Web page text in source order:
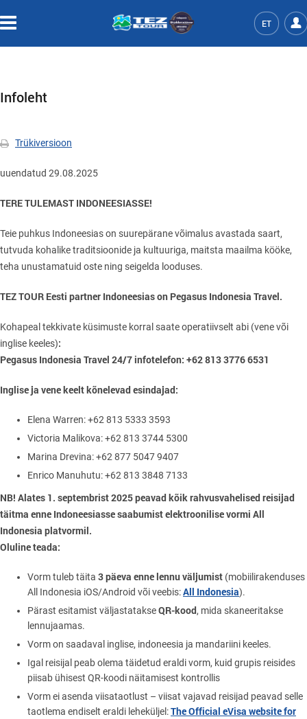
ET
Infoleht
Trükiversioon
uuendatud 29.08.2025
TERE TULEMAST INDONEESIASSE!
Teie puhkus Indoneesias on suurepärane võimalus avastada saart,
tutvuda kohalike traditsioonide ja kultuuriga, maitsta maailma kööke,
teha unustamatuid oste ning seigelda looduses.
TEZ TOUR Eesti partner Indoneesias on Pegasus Indonesia Travel.
Kohapeal tekkivate küsimuste korral saate operatiivselt abi (vene või
inglise keeles):
Pegasus Indonesia Travel 24/7 infotelefon: +62 813 3776 6531
Inglise ja vene keelt kõnelevad esindajad:
Еlena Warren: +62 813 5333 3593
Victoria Malikova: +62 813 3744 5300
Marina Drevina: +62 877 5047 9407
Enrico Manuhutu: +62 813 3848 7133
NB! Alates 1. septembrist 2025 peavad kõik rahvusvahelised reisijad
täitma enne Indoneesiasse saabumist elektroonilise vormi All
Indonesia platvormil.
Oluline teada:
Vorm tuleb täita 3 päeva enne lennu väljumist (mobiilirakenduses
All Indonesia iOS/Android või veebis:All Indonesia).
Pärast esitamist väljastatakseQR-kood, mida skaneeritakse
lennujaamas.
Vorm on saadaval inglise, indoneesia ja mandariini keeles.
Igal reisijal peab olema täidetud eraldi vorm, kuid grupis reisides
piisab ühisest QR-koodi näitamisest kontrollis
Vorm ei asenda viisataotlust – viisat vajavad reisijad peavad selle
taotlema endiselt eraldi leheküljel:The Official eVisa website for